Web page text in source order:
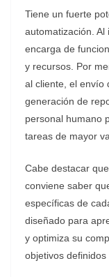
Tiene un fuerte
automatización.
encarga de
y recursos. Por
al cliente, el envío
generación de
personal humano
tareas de mayor
Cabe destacar
conviene saber
específicas de
diseñado para
y optimiza su
objetivos definidos